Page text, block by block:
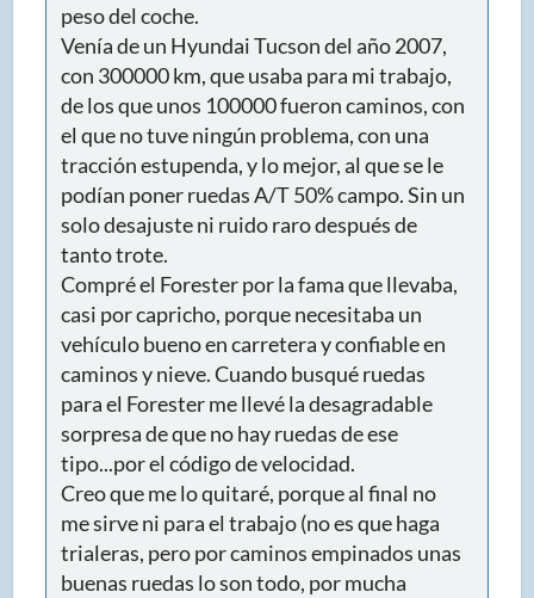
peso del coche.
Venía de un Hyundai Tucson del año 2007,
con 300000 km, que usaba para mi trabajo,
de los que unos 100000 fueron caminos, con
el que no tuve ningún problema, con una
tracción estupenda, y lo mejor, al que se le
podían poner ruedas A/T 50% campo. Sin un
solo desajuste ni ruido raro después de
tanto trote.
Compré el Forester por la fama que llevaba,
casi por capricho, porque necesitaba un
vehículo bueno en carretera y confiable en
caminos y nieve. Cuando busqué ruedas
para el Forester me llevé la desagradable
sorpresa de que no hay ruedas de ese
tipo...por el código de velocidad.
Creo que me lo quitaré, porque al final no
me sirve ni para el trabajo (no es que haga
trialeras, pero por caminos empinados unas
buenas ruedas lo son todo, por mucha